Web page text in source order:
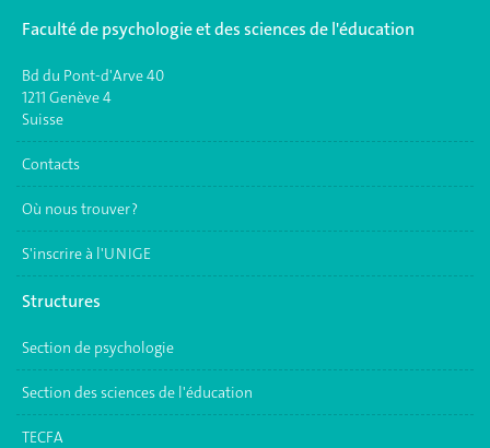
Faculté de psychologie et des sciences de l'éducation
Bd du Pont-d'Arve 40
1211 Genève 4
Suisse
Contacts
Où nous trouver ?
S'inscrire à l'UNIGE
Structures
Section de psychologie
Section des sciences de l'éducation
TECFA